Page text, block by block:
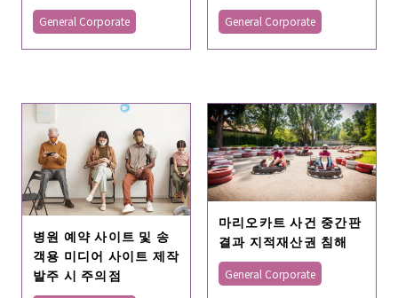
General Corporate General Corporate
병원 예약 사이트 및 송
객용 미디어 사이트 제작
발주 시 주의점
마리오카트 사건 중간판
결과 지적재산권 침해
General Corporate